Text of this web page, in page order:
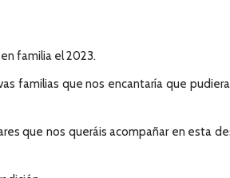
familia el 2023.
familias que nos encantaría que
que nos queráis acompañar en esta